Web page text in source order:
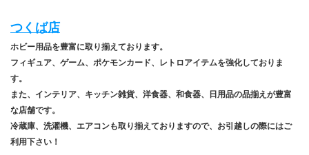
つくば店
ホビー用品を豊富に取り揃えております。
フィギュア、ゲーム、ポケモンカード、レトロアイテムを強化しておりま
す。
また、インテリア、キッチン雑貨、洋食器、和食器、日用品の品揃えが豊富
な店舗です。
冷蔵庫、洗濯機、エアコンも取り揃えておりますので、お引越しの際にはご
利用下さい！